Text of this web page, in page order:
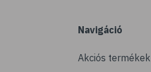
Navigáció
Akciós termékek